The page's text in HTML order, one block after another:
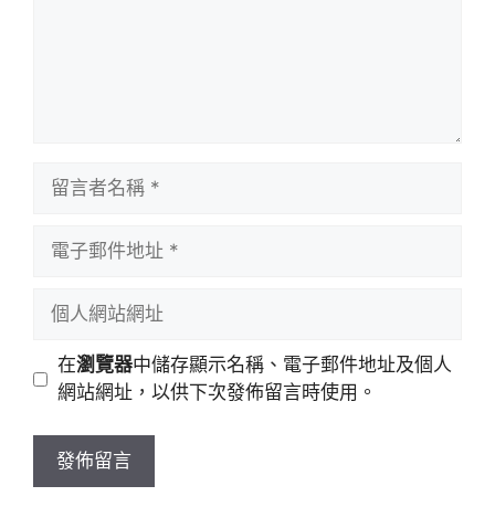
址
站
址
在瀏覽器中儲存顯示名稱、電子郵件地址及個人
網站網址，以供下次發佈留言時使用。